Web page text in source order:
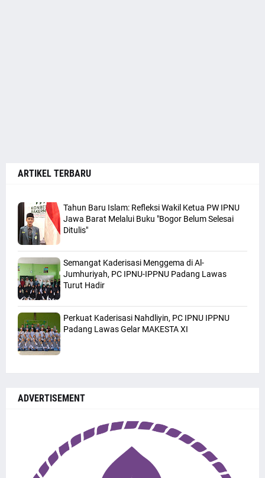
ARTIKEL TERBARU
Tahun Baru Islam: Refleksi Wakil Ketua PW IPNU
Jawa Barat Melalui Buku "Bogor Belum Selesai
Ditulis"
Semangat Kaderisasi Menggema di Al-
Jumhuriyah, PC IPNU-IPPNU Padang Lawas
Turut Hadir
Perkuat Kaderisasi Nahdliyin, PC IPNU IPPNU
Padang Lawas Gelar MAKESTA XI
ADVERTISEMENT